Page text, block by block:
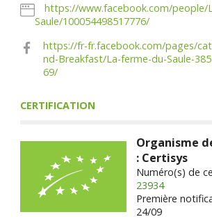
https://www.facebook.com/people/
Saule/100054498517776/
https://fr-fr.facebook.com/pages/
nd-Breakfast/La-ferme-du-Saule-
69/
CERTIFICATION
Organisme
: Certisys
Numéro(s) de
23934
Première
24/09